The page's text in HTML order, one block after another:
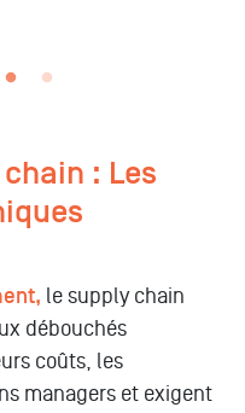
: Les
le supply chain
débouchés
coûts, les
managers et exigent